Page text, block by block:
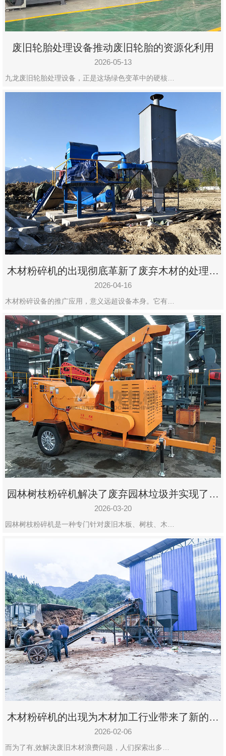
废旧轮胎处理设备推动废旧轮胎的资源化利用
2026-05-13
九龙废旧轮胎处理设备，正是这场绿色变革中的硬核…
木材粉碎机的出现彻底革新了废弃木材的处理模
式
2026-04-16
木材粉碎设备的推广应用，意义远超设备本身。它有…
园林树枝粉碎机解决了废弃园林垃圾并实现了再
利用
2026-03-20
园林树枝粉碎机是一种专门针对废旧木板、树枝、木…
木材粉碎机的出现为木材加工行业带来了新的变
化
2026-02-06
而为了有,效解决废旧木材浪费问题，人们探索出多…